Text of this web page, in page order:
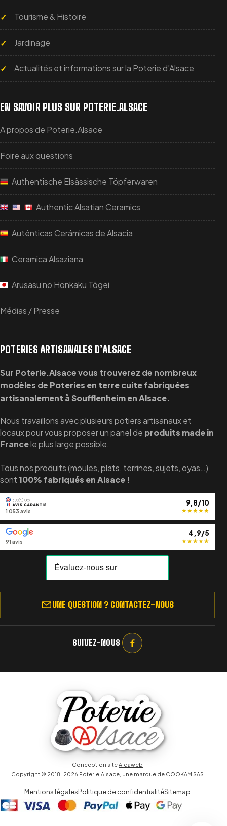
Tourisme & Histoire
Jardinage
Actualités et informations sur la Poterie d’Alsace
EN SAVOIR PLUS SUR POTERIE.ALSACE
A propos de Poterie.Alsace
Foire aux questions
Authentische Elsässische Töpferwaren
Authentic Alsatian Ceramics
Auténticas Cerámicas de Alsacia
Ceramica Alsaziana
Arusasu no Honkaku Tōgei
Médias / Presse
POTERIES ARTISANALES D’ALSACE
Sur Poterie.Alsace vous trouverez de nombreux
modèles de Poteries en terre cuite fabriquées
artisanalement à Soufflenheim en Alsace.
Nous travaillons avec plusieurs potiers artisanaux et
locaux pour vous proposer un panel de produits made in
Francele plus large possible.
Tous nos produits (moules, plats, terrines, sujets, oyas…)
sont100% fabriqués en Alsace !
9,8/10
★★★★★
1 053 avis
4,9/5
★★★★★
91 avis
UNE QUESTION ? CONTACTEZ-NOUS
SUIVEZ-NOUS
Conception siteAlcaweb
Copyright © 2018-2026 Poterie.Alsace, une marque de COOKAM SAS
Mentions légalesPolitique de confidentialitéSitemap